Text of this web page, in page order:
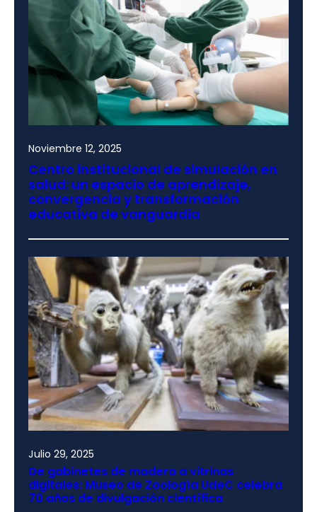
Noviembre 12, 2025
Centro institucional de simulación en
salud: un espacio de aprendizaje,
convergencia y transformación
educativa de vanguardia
Julio 29, 2025
De gabinetes de madera a vitrinas
digitales: Museo de Zoología UdeC celebra
70 años de divulgación científica